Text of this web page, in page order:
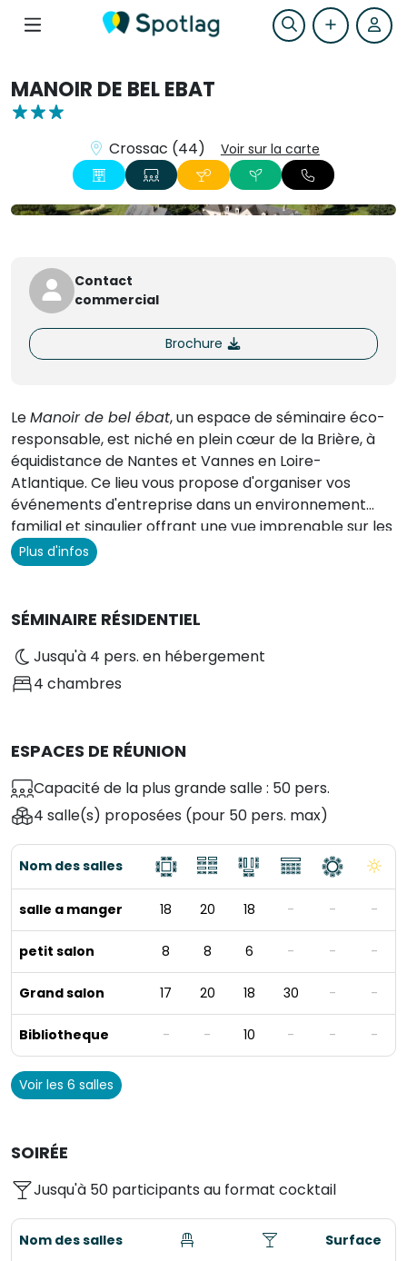
MANOIR DE BEL EBAT
Crossac (44) Voir sur la carte
Contact
commercial
Brochure
LeManoir de bel ébat, un espace de séminaire éco-
responsable, est niché en plein cœur de la Brière, à
équidistance de Nantes et Vannes en Loire-
Atlantique. Ce lieu vous propose d'organiser vos
événements d'entreprise dans un environnement
familial et singulier offrant une vue imprenable sur les
marais. Transformez les réunions habituelles en
expériences uniques en utilisant le salon, la salle à
travail à la fois conviviales et confortables, comme si
groupe, inclut des pauses gourmandes illimitées, des
animations et des repas personnalisés pour un team-
savourer une atmosphère unique au milieu de la
l'organisation et de la logistique, y compris les repas,
des en-cas aux dîners gastronomiques préparés par
un chef étoilé, vous permettant ainsi de vous
détendre sans préoccupations.
Plus d'infos
SÉMINAIRE RÉSIDENTIEL
Jusqu'à 4 pers. en hébergement
4 chambres
ESPACES DE RÉUNION
Capacité de la plus grande salle : 50 pers.
4 salle(s) proposées (pour 50 pers. max)
Nom des salles
salle a manger 18 20 18 - - -
petit salon 8 8 6 - - -
Grand salon 17 20 18 30 - -
Bibliotheque - - 10 - - -
Voir les 6 salles
SOIRÉE
Jusqu'à 50 participants au format cocktail
Nom des salles Surface